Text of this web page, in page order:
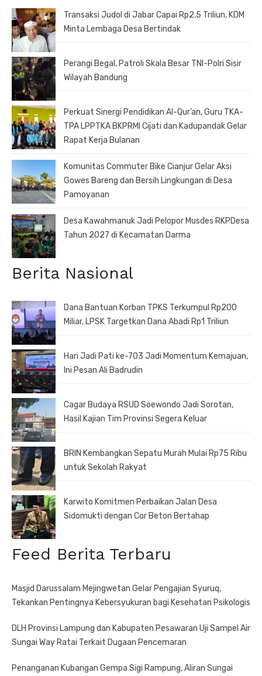
Transaksi Judol di Jabar Capai Rp2,5 Triliun, KDM
Minta Lembaga Desa Bertindak
Perangi Begal, Patroli Skala Besar TNI-Polri Sisir
Wilayah Bandung
Perkuat Sinergi Pendidikan Al-Qur’an, Guru TKA-
TPA LPPTKA BKPRMI Cijati dan Kadupandak Gelar
Rapat Kerja Bulanan
Komunitas Commuter Bike Cianjur Gelar Aksi
Gowes Bareng dan Bersih Lingkungan di Desa
Pamoyanan
Desa Kawahmanuk Jadi Pelopor Musdes RKPDesa
Tahun 2027 di Kecamatan Darma
Berita Nasional
Dana Bantuan Korban TPKS Terkumpul Rp200
Miliar, LPSK Targetkan Dana Abadi Rp1 Triliun
Hari Jadi Pati ke-703 Jadi Momentum Kemajuan,
Ini Pesan Ali Badrudin
Cagar Budaya RSUD Soewondo Jadi Sorotan,
Hasil Kajian Tim Provinsi Segera Keluar
BRIN Kembangkan Sepatu Murah Mulai Rp75 Ribu
untuk Sekolah Rakyat
Karwito Komitmen Perbaikan Jalan Desa
Sidomukti dengan Cor Beton Bertahap
Feed Berita Terbaru
Masjid Darussalam Mejingwetan Gelar Pengajian Syuruq,
Tekankan Pentingnya Kebersyukuran bagi Kesehatan Psikologis
DLH Provinsi Lampung dan Kabupaten Pesawaran Uji Sampel Air
Sungai Way Ratai Terkait Dugaan Pencemaran
Penanganan Kubangan Gempa Sigi Rampung, Aliran Sungai